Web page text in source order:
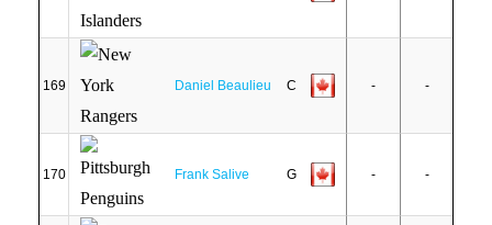
169 Daniel Beaulieu C - -
170 Frank Salive G - -